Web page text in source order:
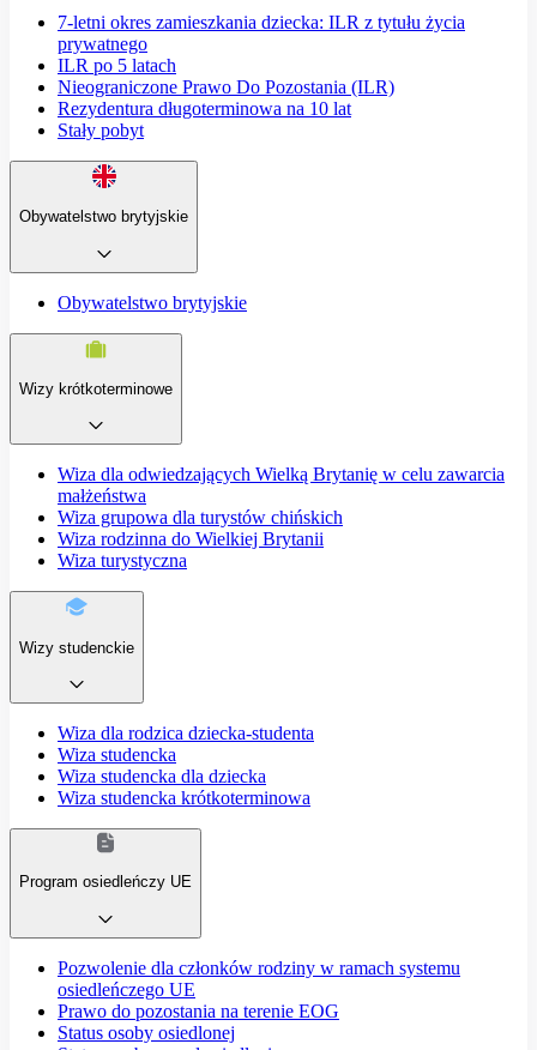
7-letni okres zamieszkania dziecka: ILR z tytułu życia
prywatnego
ILR po 5 latach
Nieograniczone Prawo Do Pozostania (ILR)
Rezydentura długoterminowa na 10 lat
Stały pobyt
Obywatelstwo brytyjskie
Obywatelstwo brytyjskie
Wizy krótkoterminowe
Wiza dla odwiedzających Wielką Brytanię w celu zawarcia
małżeństwa
Wiza grupowa dla turystów chińskich
Wiza rodzinna do Wielkiej Brytanii
Wiza turystyczna
Wizy studenckie
Wiza dla rodzica dziecka-studenta
Wiza studencka
Wiza studencka dla dziecka
Wiza studencka krótkoterminowa
Program osiedleńczy UE
Pozwolenie dla członków rodziny w ramach systemu
osiedleńczego UE
Prawo do pozostania na terenie EOG
Status osoby osiedlonej